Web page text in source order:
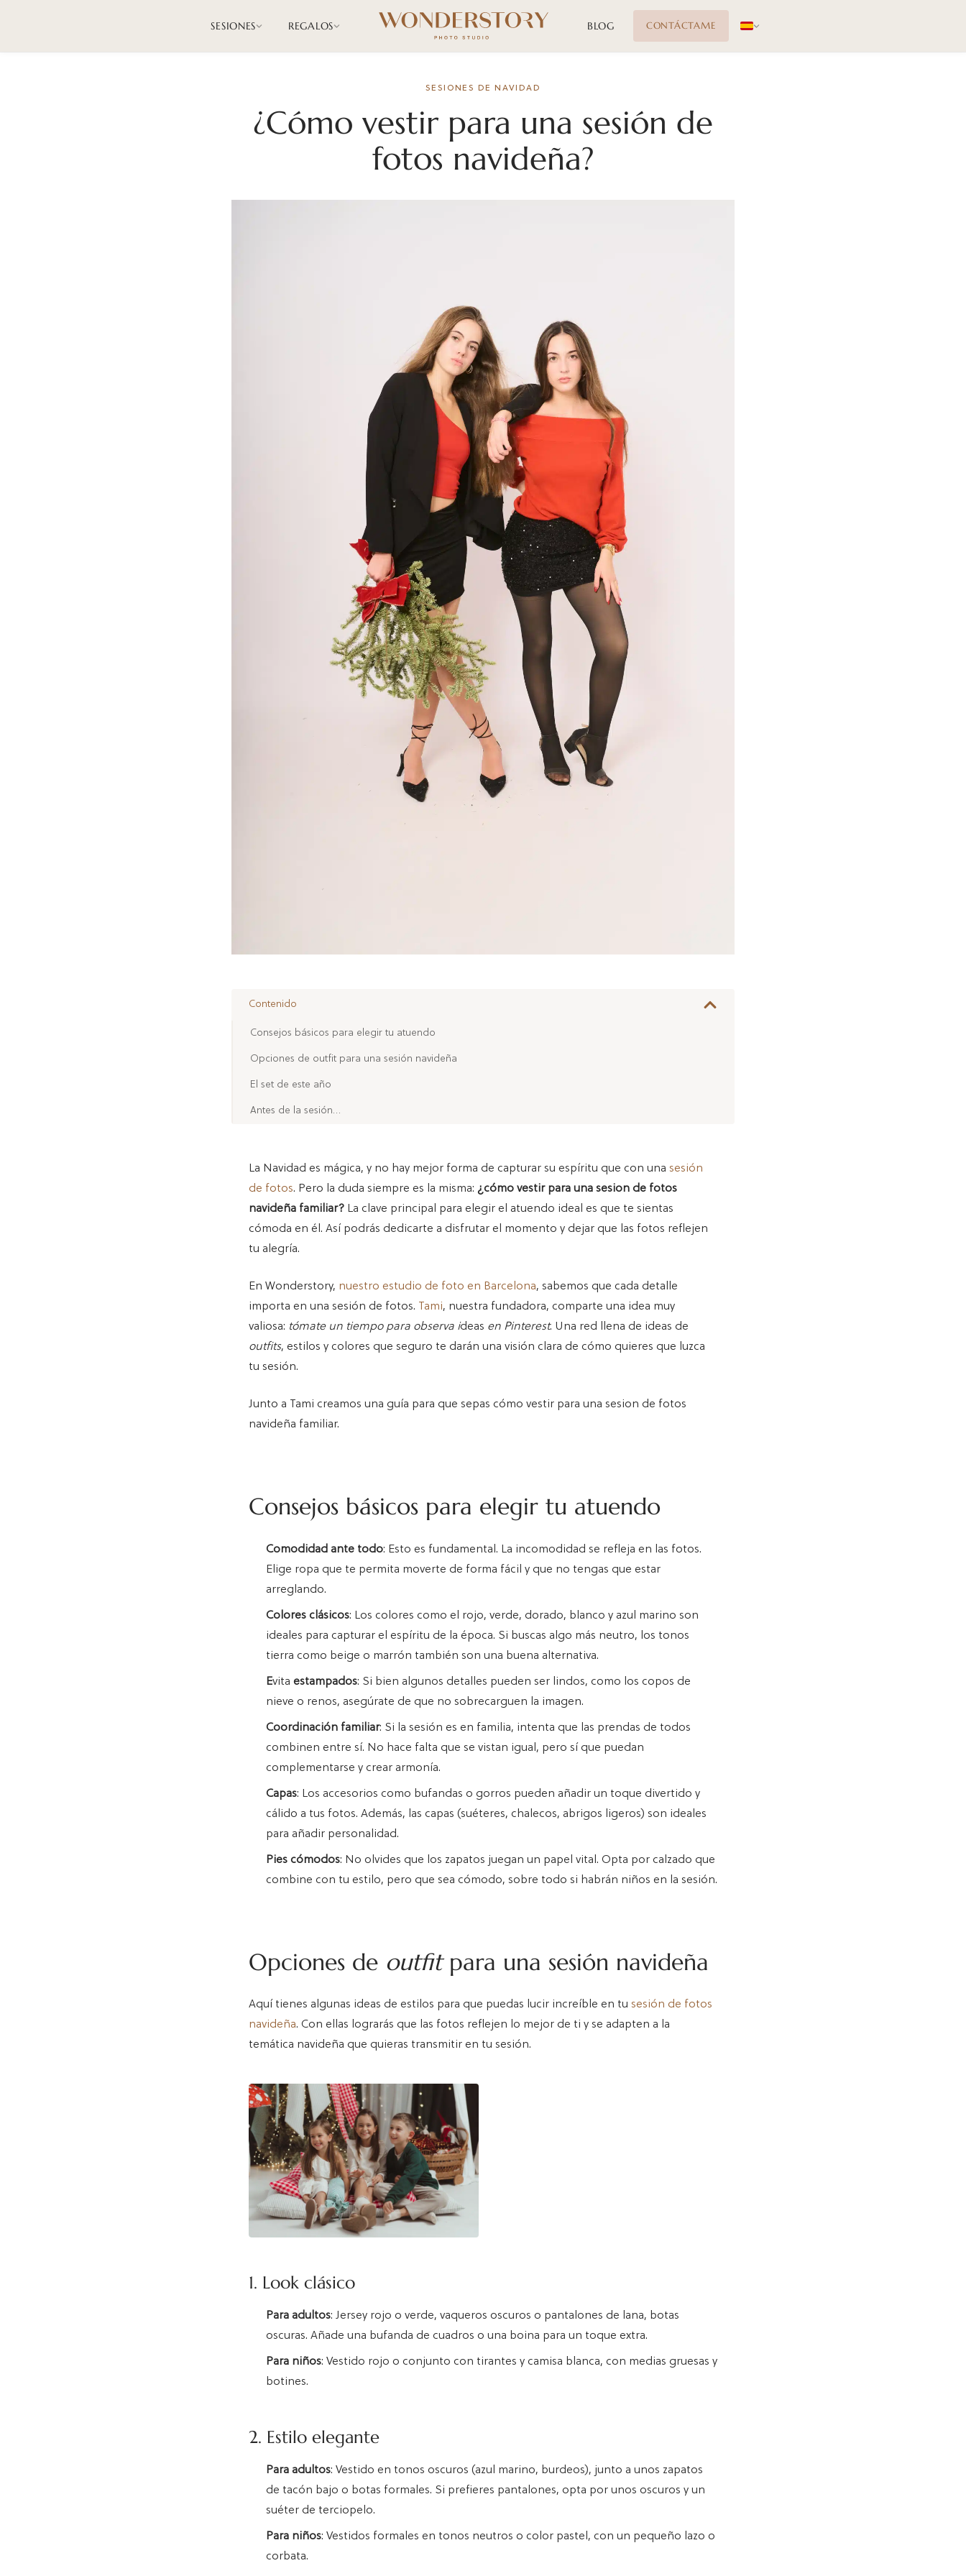
SESIONES REGALOS BLOG CONTÁCTAME
SESIONES DE NAVIDAD
¿Cómo vestir para una sesión de
fotos navideña?
Contenido
Consejos básicos para elegir tu atuendo
Opciones de outfit para una sesión navideña
El set de este año
Antes de la sesión…
La Navidad es mágica, y no hay mejor forma de capturar su espíritu que con una sesión
de fotos. Pero la duda siempre es la misma: ¿cómo vestir para una sesion de fotos
navideña familiar? La clave principal para elegir el atuendo ideal es que te sientas
cómoda en él. Así podrás dedicarte a disfrutar el momento y dejar que las fotos reflejen
tu alegría.
En Wonderstory, nuestro estudio de foto en Barcelona, sabemos que cada detalle
importa en una sesión de fotos. Tami, nuestra fundadora, comparte una idea muy
valiosa: tómate un tiempo para observa ideas en Pinterest. Una red llena de ideas de
outfits, estilos y colores que seguro te darán una visión clara de cómo quieres que luzca
tu sesión.
Junto a Tami creamos una guía para que sepas cómo vestir para una sesion de fotos
navideña familiar.
Consejos básicos para elegir tu atuendo
Comodidad ante todo: Esto es fundamental. La incomodidad se refleja en las fotos.
Elige ropa que te permita moverte de forma fácil y que no tengas que estar
arreglando.
Colores clásicos: Los colores como el rojo, verde, dorado, blanco y azul marino son
ideales para capturar el espíritu de la época. Si buscas algo más neutro, los tonos
tierra como beige o marrón también son una buena alternativa.
Evita estampados: Si bien algunos detalles pueden ser lindos, como los copos de
nieve o renos, asegúrate de que no sobrecarguen la imagen.
Coordinación familiar: Si la sesión es en familia, intenta que las prendas de todos
combinen entre sí. No hace falta que se vistan igual, pero sí que puedan
complementarse y crear armonía.
Capas: Los accesorios como bufandas o gorros pueden añadir un toque divertido y
cálido a tus fotos. Además, las capas (suéteres, chalecos, abrigos ligeros) son ideales
para añadir personalidad.
Pies cómodos: No olvides que los zapatos juegan un papel vital. Opta por calzado que
combine con tu estilo, pero que sea cómodo, sobre todo si habrán niños en la sesión.
Opciones de outfitpara una sesión navideña
Aquí tienes algunas ideas de estilos para que puedas lucir increíble en tu sesión de fotos
navideña. Con ellas lograrás que las fotos reflejen lo mejor de ti y se adapten a la
temática navideña que quieras transmitir en tu sesión.
1. Look clásico
Para adultos: Jersey rojo o verde, vaqueros oscuros o pantalones de lana, botas
oscuras. Añade una bufanda de cuadros o una boina para un toque extra.
Para niños: Vestido rojo o conjunto con tirantes y camisa blanca, con medias gruesas y
botines.
2. Estilo elegante
Para adultos: Vestido en tonos oscuros (azul marino, burdeos), junto a unos zapatos
de tacón bajo o botas formales. Si prefieres pantalones, opta por unos oscuros y un
suéter de terciopelo.
Para niños: Vestidos formales en tonos neutros o color pastel, con un pequeño lazo o
corbata.